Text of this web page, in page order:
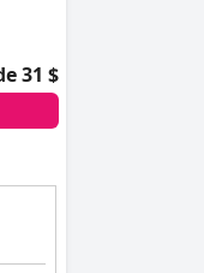
31 $